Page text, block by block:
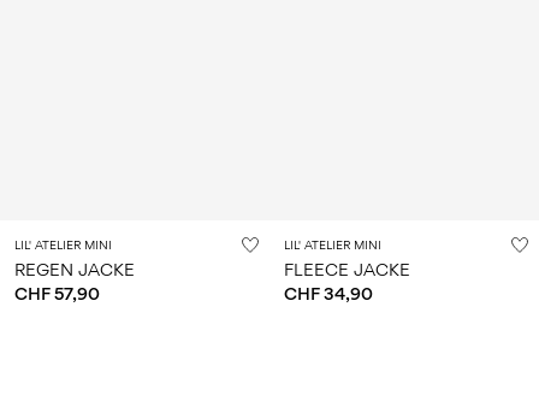
LIL' ATELIER MINI
REGEN JACKE
CHF 57,90
LIL' ATELIER MINI
FLEECE JACKE
CHF 34,90